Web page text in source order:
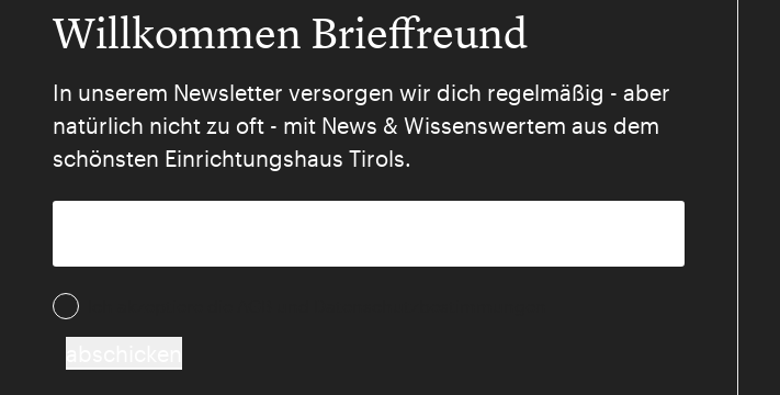
Willkommen Brieffreund
In unserem Newsletter versorgen wir dich regelmäßig - aber
natürlich nicht zu oft - mit News & Wissenswertem aus dem
schönsten Einrichtungshaus Tirols.